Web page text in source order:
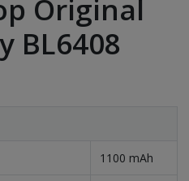
Original
BL6408
1100 mAh